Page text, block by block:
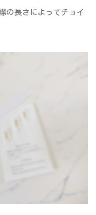
の長さによってチョイ